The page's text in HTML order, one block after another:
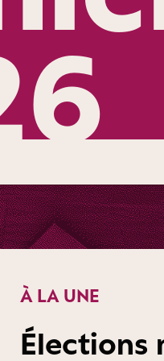
À LA UNE
Élections